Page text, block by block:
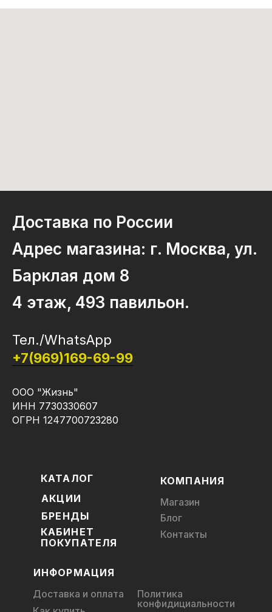
Доставка по России
Адрес магазина: г. Москва, ул.
Барклая дом 8
4 этаж, 493 павильон.
Тел./WhatsApp
+7(969)169-69-99
ООО "Жизнь"
ИНН 7730330607
ОГРН 1247700723280
КАТАЛОГ
КАБИНЕТ
ПОКУПАТЕЛЯ
БРЕНДЫ
АКЦИИ
Магазин
Блог
Контакты
КОМПАНИЯ
ИНФОРМАЦИЯ
Доставка и оплата
Политика
конфидициальности